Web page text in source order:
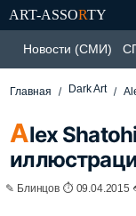
ART-ASSORTY
Новости (СМИ)
Главная Dark Art
Alex
✎ Блинцов ⏱ 09.04.2015